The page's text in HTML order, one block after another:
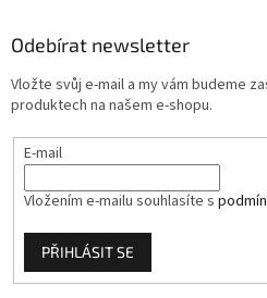
Odebírat newsletter
Vložte svůj e-mail a my vám budeme
produktech na našem e-shopu.
E-mail
Vložením e-mailu souhlasíte s
PŘIHLÁSIT SE